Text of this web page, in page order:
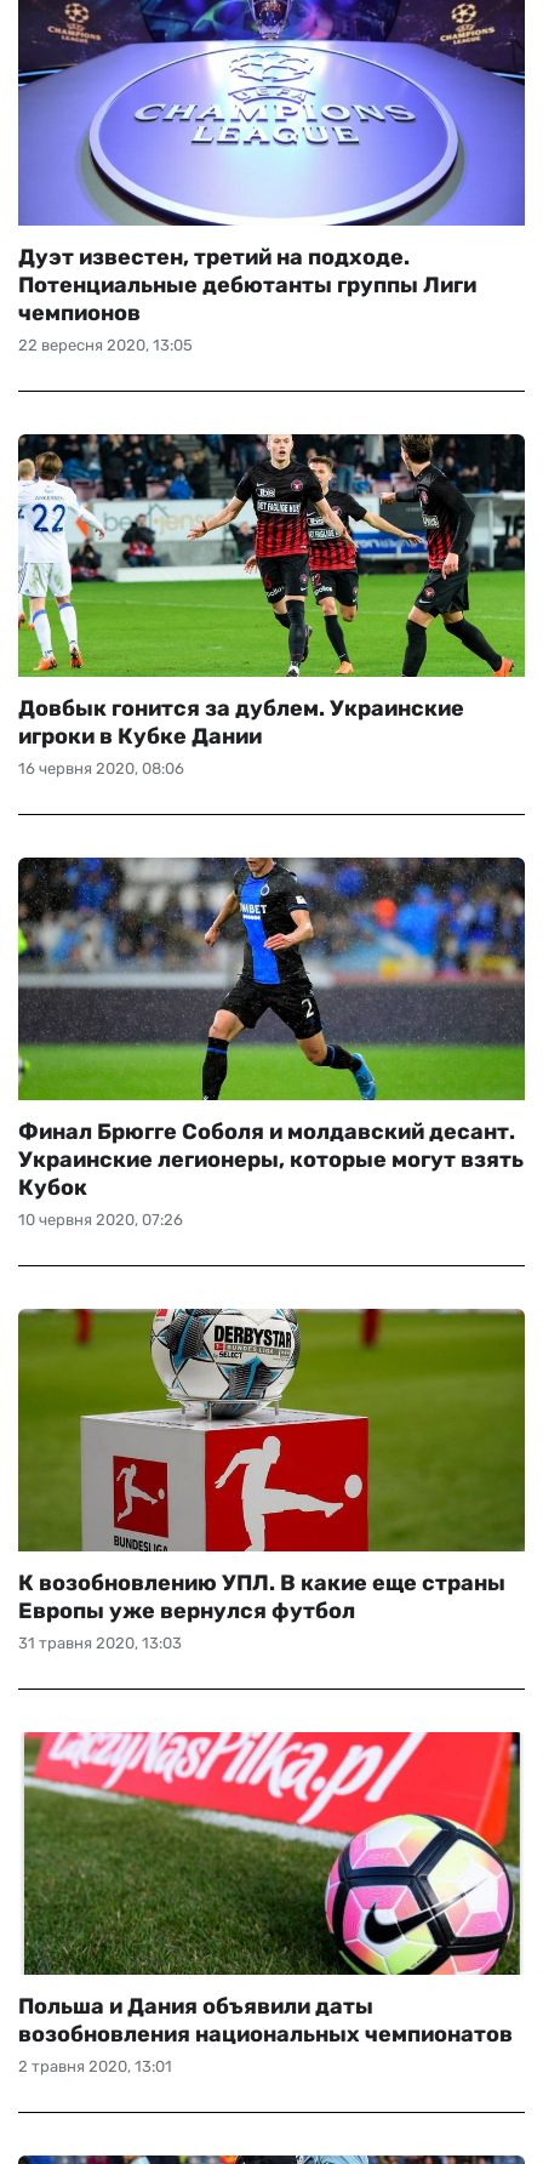
22 вересня 2020, 13:05
Дуэт известен, третий на подходе.
Потенциальные дебютанты группы Лиги
чемпионов
16 червня 2020, 08:06
Довбык гонится за дублем. Украинские
игроки в Кубке Дании
10 червня 2020, 07:26
Финал Брюгге Соболя и молдавский десант.
Украинские легионеры, которые могут взять
Кубок
31 травня 2020, 13:03
К возобновлению УПЛ. В какие еще страны
Европы уже вернулся футбол
2 травня 2020, 13:01
Польша и Дания объявили даты
возобновления национальных чемпионатов